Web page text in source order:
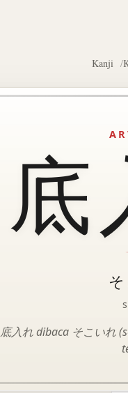
Kanji
底
底入れ dibaca そこいれ